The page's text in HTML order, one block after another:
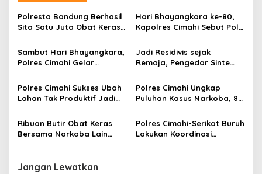
a
s
p
o
s
Polresta Bandung Berhasil
Sita Satu Juta Obat Keras
Kasus Narkoba
Hari Bhayangkara ke-80,
Kapolres Cimahi Sebut Polri
Undang Terbaru
Sambut Hari Bhayangkara,
Polres Cimahi Gelar
Generasi Muda Bertalenta
kompetitif
Jadi Residivis sejak
Remaja, Pengedar Sinte
Puluhan Tersangka
Narkoba
Polres Cimahi Sukses Ubah
Lahan Tak Produktif Jadi
Produksi 2.500 Ton
Polres Cimahi Ungkap
Puluhan Kasus Narkoba, 80
Ribuan Butir Obat Keras
Bersama Narkoba Lain
Polres Cimahi-Serikat Buruh
Lakukan Koordinasi
Jangan Lewatkan